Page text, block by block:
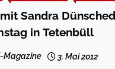
Sandra
in Tetenbüll
Magazine 3. Mai 2012